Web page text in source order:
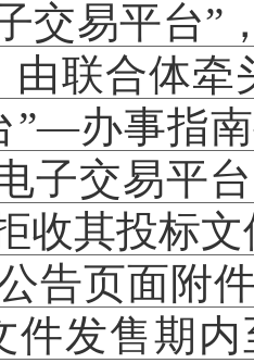
交易平台”
由联合体牵
”—办事指
子交易平
收其投标
告页面附
件发售期